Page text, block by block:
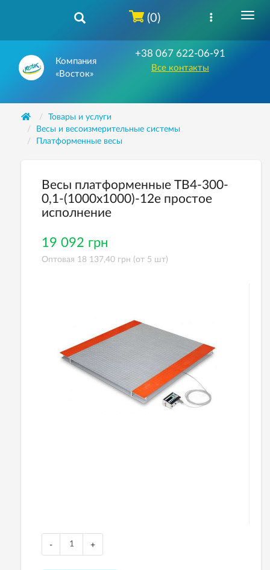
Компания
«Восток»
+38 067 622-06-91
Все контакты
(0)
Товары и услуги
Весы и весоизмерительные системы
Платформенные весы
Весы платформенные ТВ4-300-
0,1-(1000х1000)-12е простое
исполнение
19 092 грн
Оптовая 18 137,40 грн (от 5 шт)
- +